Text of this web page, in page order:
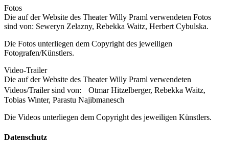
Fotos
Die auf der Website des Theater Willy Praml verwendeten Fotos
sind von: Seweryn Zelazny, Rebekka Waitz, Herbert Cybulska.
Die Fotos unterliegen dem Copyright des jeweiligen
Fotografen/Künstlers.
Video-Trailer
Die auf der Website des Theater Willy Praml verwendeten
Videos/Trailer sind von: Otmar Hitzelberger, Rebekka Waitz,
Tobias Winter, Parastu Najibmanesch
Die Videos unterliegen dem Copyright des jeweiligen Künstlers.
Datenschutz